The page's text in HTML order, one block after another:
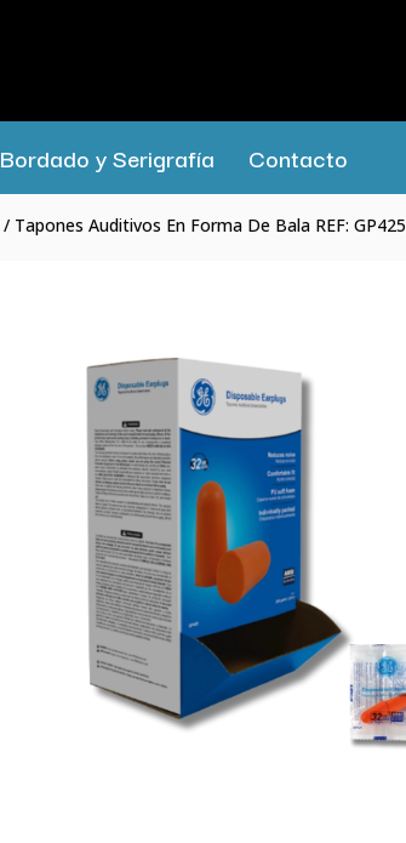
Bordado y Serigrafía Contacto
/ Tapones Auditivos En Forma De Bala REF: GP425